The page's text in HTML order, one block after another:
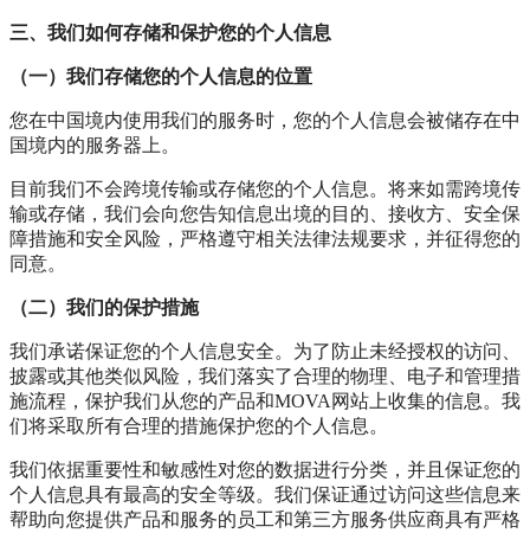
三、我们如何存储和保护您的个人信息
（一）我们存储您的个人信息的位置
您在中国境内使用我们的服务时，您的个人信息会被储存在中
国境内的服务器上。
目前我们不会跨境传输或存储您的个人信息。将来如需跨境传
输或存储，我们会向您告知信息出境的目的、接收方、安全保
障措施和安全风险，严格遵守相关法律法规要求，并征得您的
同意。
（二）我们的保护措施
我们承诺保证您的个人信息安全。为了防止未经授权的访问、
披露或其他类似风险，我们落实了合理的物理、电子和管理措
施流程，保护我们从您的产品和MOVA网站上收集的信息。我
们将采取所有合理的措施保护您的个人信息。
我们依据重要性和敏感性对您的数据进行分类，并且保证您的
个人信息具有最高的安全等级。我们保证通过访问这些信息来
帮助向您提供产品和服务的员工和第三方服务供应商具有严格